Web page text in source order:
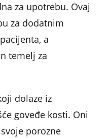
za upotrebu. Ovaj
za dodatnim
a
temelj za
dolaze iz
goveđe kosti. Oni
porozne